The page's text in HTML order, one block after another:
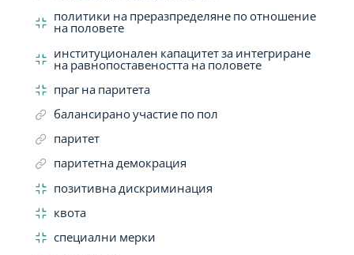
политики на преразпределяне по отношение
на половете
институционален капацитет за интегриране
на равнопоставеността на половете
праг на паритета
балансирано участие по пол
паритет
паритетна демокрация
позитивна дискриминация
квота
специални мерки